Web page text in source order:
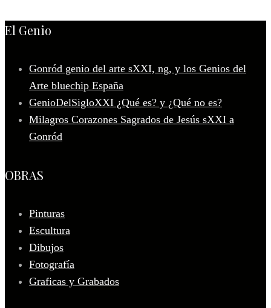
El Genio
Gonród genio del arte sXXI, ng, y los Genios del
Arte bluechip España
GenioDelSigloXXI ¿Qué es? y ¿Qué no es?
Milagros Corazones Sagrados de Jesús sXXI a
Gonród
OBRAS
Pinturas
Escultura
Dibujos
Fotografía
Graficas y Grabados